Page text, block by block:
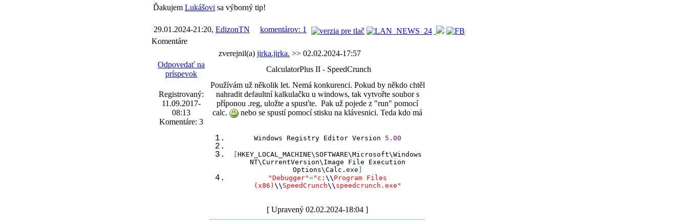
Ďakujem Lukášovi sa výborný tip!
29.01.2024-21:20, EdizonTN
komentárov: 1
Komentáre
zverejnil(a) jirka.jirka. >> 02.02.2024-17:57
Odpovedať na
príspevok
CalculatorPlus II - SpeedCrunch
Registrovaný:
11.09.2017-
08:13
Komentáre: 3
Používám už několik let. Nemá konkurenci. Pokud by někdo chtěl
nahradit defaultní kalkulačku u windows, tak vytvořte soubor s
příponou .reg, uložte a spusťte. Pak už pojede z "run" pomocí
calc.
nebo se spustí pomocí stisku na klávesnici. Teda kdo má
Windows Registry Editor Version 5.00
HKEY_LOCAL_MACHINE\SOFTWARE\Microsoft\Windows
NT\CurrentVersion\Image File Execution
Options\Calc. exe
"Debugger"="c: \\ Program Files
(x86) \\ SpeedCrunch\\ speedcrunch.exe"
[ Upravený 02.02.2024-18:04 ]